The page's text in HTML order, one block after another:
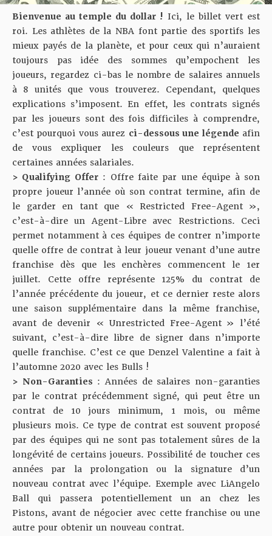
Bienvenue au temple du dollar ! Ici, le billet vert est
roi. Les athlètes de la NBA font partie des sportifs les
mieux payés de la planète, et pour ceux qui n’auraient
toujours pas idée des sommes qu’empochent les
joueurs, regardez ci-bas le nombre de salaires annuels
à 8 unités que vous trouverez. Cependant, quelques
explications s’imposent. En effet, les contrats signés
par les joueurs sont des fois difficiles à comprendre,
c’est pourquoi vous aurez ci-dessous une légende afin
de vous expliquer les couleurs que représentent
certaines années salariales.
> Qualifying Offer: Offre faite par une équipe à son
propre joueur l’année où son contrat termine, afin de
le garder en tant que « Restricted Free-Agent »,
c’est-à-dire un Agent-Libre avec Restrictions. Ceci
permet notamment à ces équipes de contrer n’importe
quelle offre de contrat à leur joueur venant d’une autre
franchise dès que les enchères commencent le 1er
juillet. Cette offre représente 125% du contrat de
l’année précédente du joueur, et ce dernier reste alors
une saison supplémentaire dans la même franchise,
avant de devenir « Unrestricted Free-Agent » l’été
suivant, c’est-à-dire libre de signer dans n’importe
quelle franchise. C’est ce que Denzel Valentine a fait à
l’automne 2020 avec les Bulls !
> Non-Garanties : Années de salaires non-garanties
par le contrat précédemment signé, qui peut être un
contrat de 10 jours minimum, 1 mois, ou même
plusieurs mois. Ce type de contrat est souvent proposé
par des équipes qui ne sont pas totalement sûres de la
longévité de certains joueurs. Possibilité de toucher ces
années par la prolongation ou la signature d’un
nouveau contrat avec l’équipe. Exemple avec LiAngelo
Ball qui passera potentiellement un an chez les
Pistons, avant de négocier avec cette franchise ou une
autre pour obtenir un nouveau contrat.